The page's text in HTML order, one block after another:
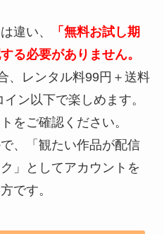
違い、
「無料お試し期
る必要がありません。
、レンタル料99円＋送料
ン以下で楽しめます。
をご確認ください。
、「観たい作品が配信
」としてアカウントを
です。